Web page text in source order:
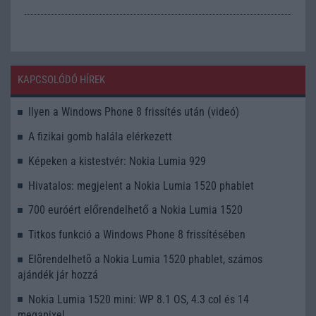
KAPCSOLÓDÓ HÍREK
Ilyen a Windows Phone 8 frissítés után (videó)
A fizikai gomb halála elérkezett
Képeken a kistestvér: Nokia Lumia 929
Hivatalos: megjelent a Nokia Lumia 1520 phablet
700 euróért előrendelhető a Nokia Lumia 1520
Titkos funkció a Windows Phone 8 frissítésében
Elõrendelhetõ a Nokia Lumia 1520 phablet, számos
ajándék jár hozzá
Nokia Lumia 1520 mini: WP 8.1 OS, 4.3 col és 14